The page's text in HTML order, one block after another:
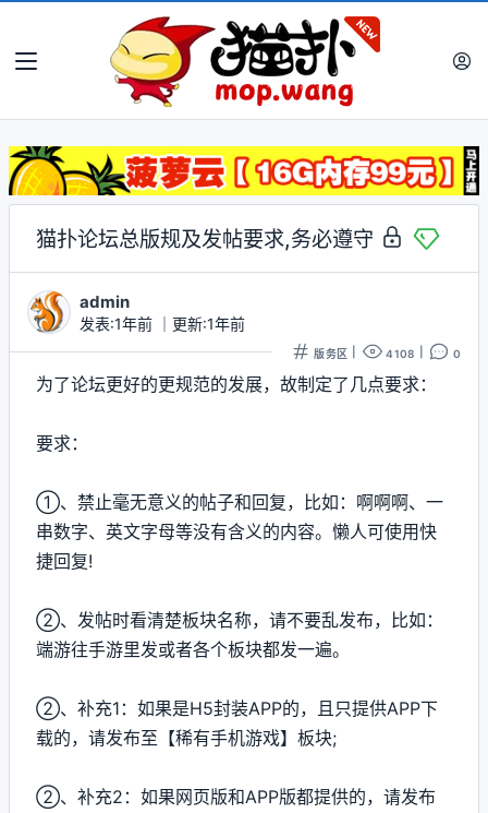
猫扑论坛总版规及发帖要求,务必遵守
admin
发表:1年前 更新:1年前
版务区 4108 0
为了论坛更好的更规范的发展，故制定了几点要求：
要求：
①、禁止毫无意义的帖子和回复，比如：啊啊啊、一
串数字、英文字母等没有含义的内容。懒人可使用快
捷回复!
②、发帖时看清楚板块名称，请不要乱发布，比如：
端游往手游里发或者各个板块都发一遍。
②、补充1：如果是H5封装APP的，且只提供APP下
载的，请发布至【稀有手机游戏】板块;
②、补充2：如果网页版和APP版都提供的，请发布